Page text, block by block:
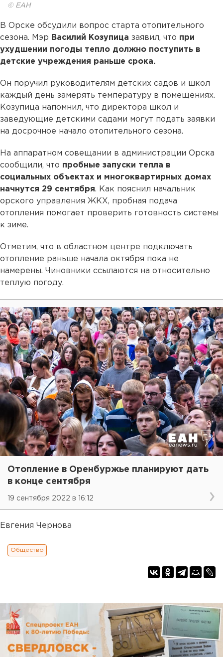
© ЕАН
В Орске обсудили вопрос старта отопительного
сезона. Мэр Василий Козупица заявил, что при
ухудшении погоды тепло должно поступить в
детские учреждения раньше срока.
Он поручил руководителям детских садов и школ
каждый день замерять температуру в помещениях.
Козупица напомнил, что директора школ и
заведующие детскими садами могут подать заявки
на досрочное начало отопительного сезона.
На аппаратном совещании в администрации Орска
сообщили, что пробные запуски тепла в
социальных объектах и многоквартирных домах
начнутся 29 сентября. Как пояснил начальник
орского управления ЖКХ, пробная подача
отопления помогает проверить готовность системы
к зиме.
Отметим, что в областном центре подключать
отопление раньше начала октября пока не
намерены. Чиновники ссылаются на относительно
теплую погоду.
Отопление в Оренбуржье планируют дать
в конце сентября
19 сентября 2022 в 16:12
Евгения Чернова
Общество